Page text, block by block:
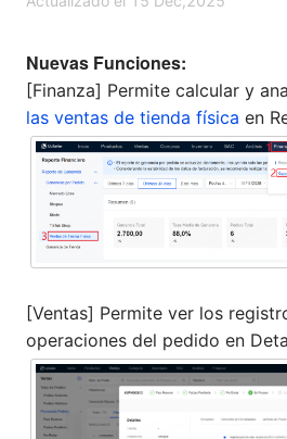
Nuevas Funciones:
[Finanza] Permite calcular y
las ventas de tienda física en
[Ventas] Permite ver los
operaciones del pedido en